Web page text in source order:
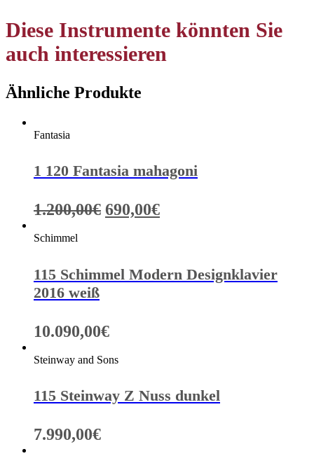
Diese Instrumente könnten Sie
auch interessieren
Ähnliche Produkte
Fantasia
1 120 Fantasia mahagoni
1.200,00€ Ursprünglicher
1.200,00€
690,00€Aktueller
690,00€.
Schimmel
115 Schimmel Modern Designklavier
2016 weiß
10.090,00€
Steinway and Sons
115 Steinway Z Nuss dunkel
7.990,00€